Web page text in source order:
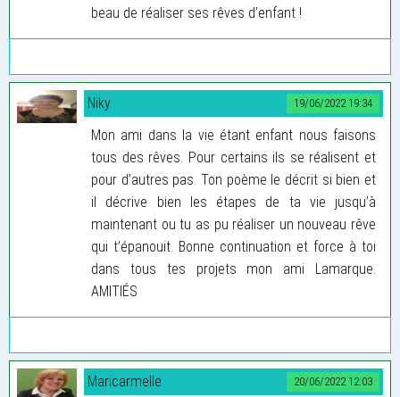
beau de réaliser ses rêves d’enfant !
19/06/2022 19:34
Niky
Mon ami dans la vie étant enfant nous faisons
tous des rêves. Pour certains ils se réalisent et
pour d’autres pas. Ton poème le décrit si bien et
il décrive bien les étapes de ta vie jusqu’à
maintenant ou tu as pu réaliser un nouveau rêve
qui t’épanouit. Bonne continuation et force à toi
dans tous tes projets mon ami Lamarque.
AMITIÉS
20/06/2022 12:03
Maricarmelle